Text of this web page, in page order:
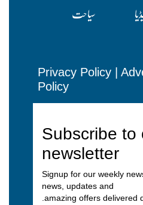
سیاحت
Privacy Policy
Policy
Subscribe to
newsletter
Signup for our weekly
news, updates and
amazing offers delivered